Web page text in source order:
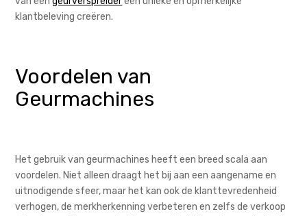
klantbeleving creëren.
Voordelen van
Geurmachines
Het gebruik van geurmachines heeft een breed scala aan
voordelen. Niet alleen draagt het bij aan een aangename en
uitnodigende sfeer, maar het kan ook de klanttevredenheid
verhogen, de merkherkenning verbeteren en zelfs de verkoop